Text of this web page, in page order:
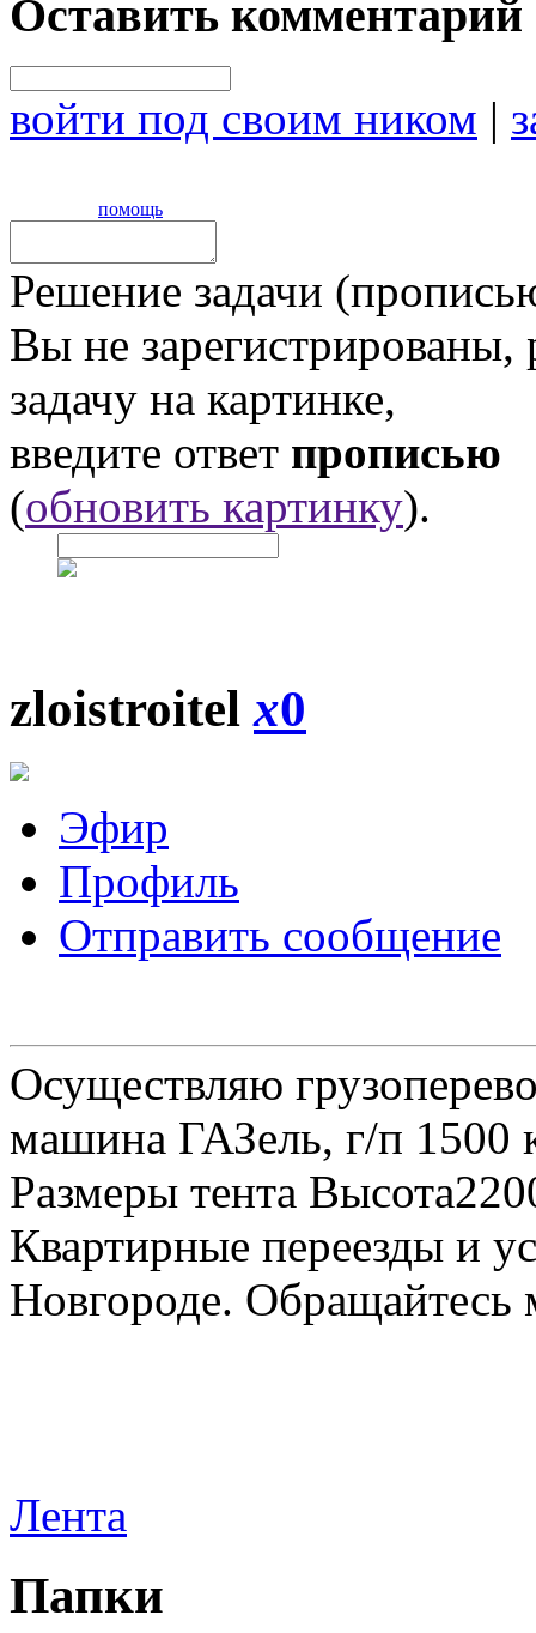
Оставить комментарий
войти под своим ником |
помощь
Решение задачи
Вы не
задачу на картинке,
введите ответ прописью
(обновить картинку).
zloistroitelx0
Эфир
Профиль
Отправить сообщение
Осуществляю
машина ГАЗель, г/п 1500
Размеры тента
Квартирные переезды и
Новгороде.
Лента
Папки